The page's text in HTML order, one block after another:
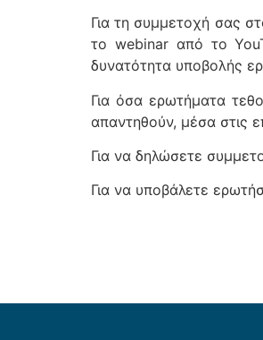
Για τη συμμετοχή σας
το webinar από το
δυνατότητα υποβολής
Για όσα ερωτήματα
απαντηθούν, μέσα στις
Για να δηλώσετε
Για να υποβάλετε